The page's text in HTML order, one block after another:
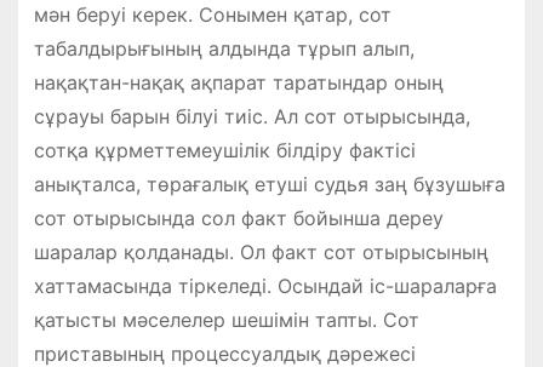
мән беруі керек. Сонымен қатар, сот
табалдырығының алдында тұрып алып,
нақақтан-нақақ ақпарат таратындар оның
сұрауы барын білуі тиіс. Ал сот отырысында,
сотқа құрметтемеушілік білдіру фактісі
анықталса, төрағалық етуші судья заң бұзушыға
сот отырысында сол факт бойынша дереу
шаралар қолданады. Ол факт сот отырысының
хаттамасында тіркеледі. Осындай іс-шараларға
қатысты мәселелер шешімін тапты. Сот
приставының процессуалдық дәрежесі